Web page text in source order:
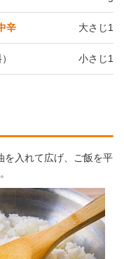
辛 大さじ1
小さじ1
を入れて広げ、ご飯を平